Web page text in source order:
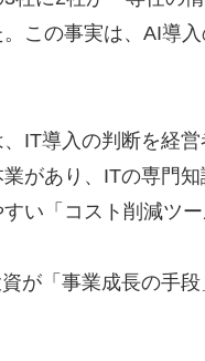
この事実は、AI導
IT導入の判断を経
があり、ITの専門
い「コスト削減ツ
が「事業成長の手